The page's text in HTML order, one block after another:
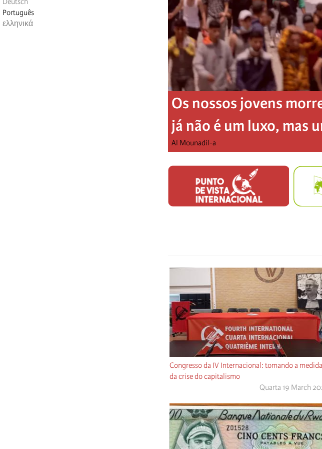
Português
ελληνικά
Os nossos jovens
já não é um luxo, mas
Al Mounadil-a
Congresso da IV Internacional: tomando a medida
da crise do capitalismo
Quarta 19 March